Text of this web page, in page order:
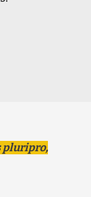
pluripro,